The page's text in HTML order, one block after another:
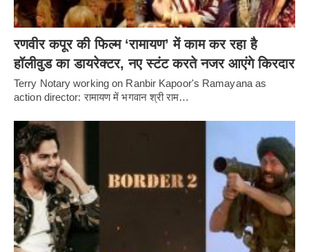
रणवीर कपूर की फिल्म ‘रामायण’ में काम कर रहा है
हॉलीवुड का डायरेक्टर, नए स्टंट करते नजर आएंगे किरदार
Terry Notary working on Ranbir Kapoor's Ramayana as
action director: रामायण में भगवान श्री राम…